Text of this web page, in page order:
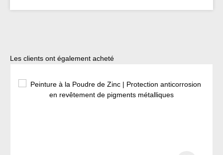
Ignorer la galerie de produits
Les clients ont également acheté